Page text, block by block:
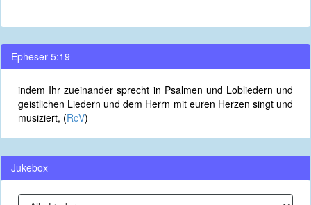
Epheser 5:19
indem Ihr zueinander sprecht in Psalmen und Lobliedern und
geistlichen Liedern und dem Herrn mit euren Herzen singt und
musiziert, (RcV)
Jukebox